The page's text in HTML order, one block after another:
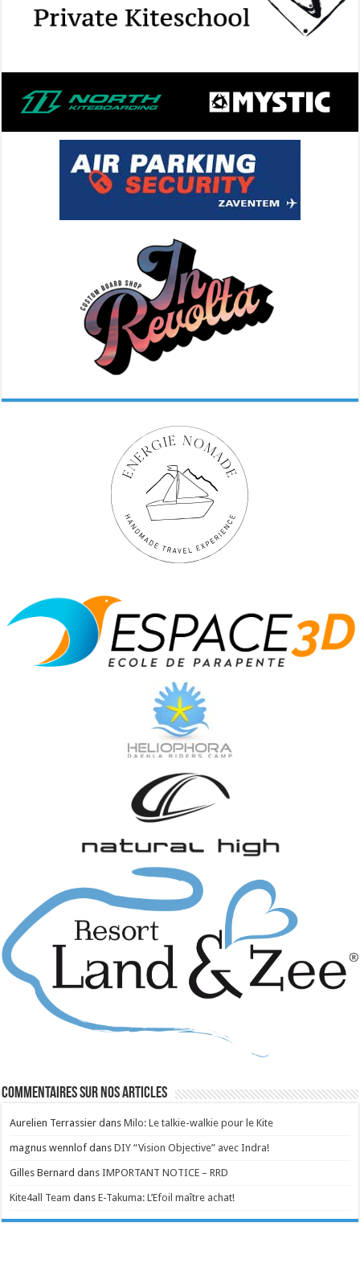
Commentaires sur nos articles
Aurelien Terrassier dansMilo: Le talkie-walkie pour le Kite
magnus wennlof dansDIY “Vision Objective” avec Indra!
Gilles Bernard dansIMPORTANT NOTICE – RRD
Kite4all Team dansE-Takuma: L’Efoil maître achat!